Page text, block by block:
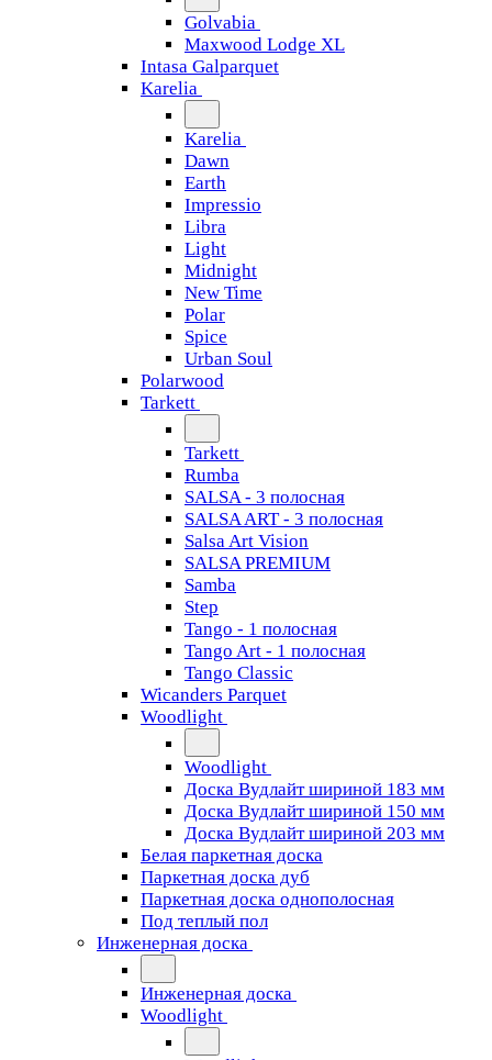
Golvabia
Maxwood Lodge XL
Intasa Galparquet
Karelia
Karelia
Dawn
Earth
Impressio
Libra
Light
Midnight
New Time
Polar
Spice
Urban Soul
Polarwood
Tarkett
Tarkett
Rumba
SALSA - 3 полосная
SALSA ART - 3 полосная
Salsa Art Vision
SALSA PREMIUM
Samba
Step
Tango - 1 полосная
Tango Art - 1 полосная
Tango Classiс
Wicanders Parquet
Woodlight
Woodlight
Доска Вудлайт шириной 183 мм
Доска Вудлайт шириной 150 мм
Доска Вудлайт шириной 203 мм
Белая паркетная доска
Паркетная доска дуб
Паркетная доска однополосная
Под теплый пол
Инженерная доска
Инженерная доска
Woodlight